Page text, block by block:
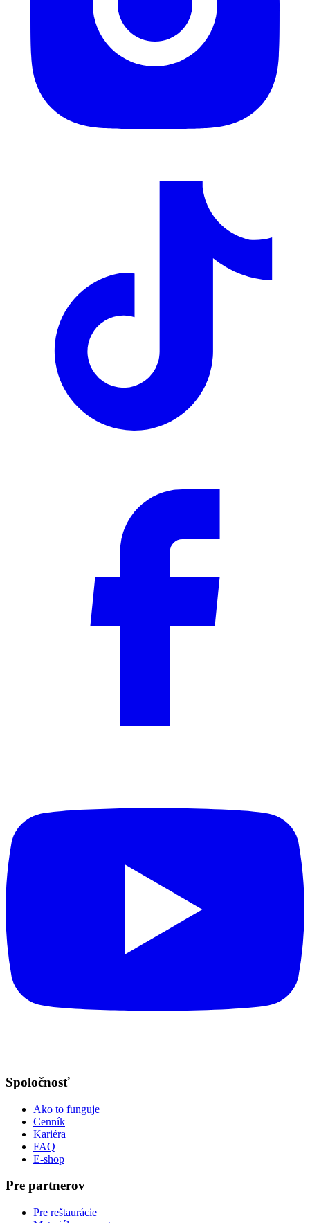
Spoločnosť
Ako to funguje
Cenník
Kariéra
FAQ
E-shop
Pre partnerov
Pre reštaurácie